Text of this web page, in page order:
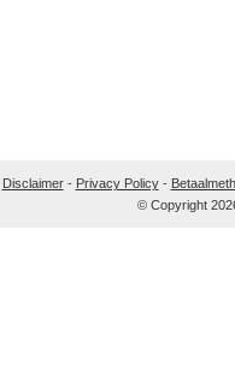
Disclaimer- Privacy Policy-
© Copyright